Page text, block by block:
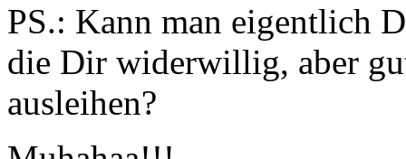
PS.: Kann man eigentlich
die Dir widerwillig, aber
ausleihen?